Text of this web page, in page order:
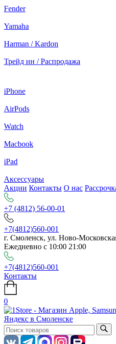
Fender
Yamaha
Harman / Kardon
Трейд ин / Распродажа
iPhone
AirPods
Watch
Macbook
iPad
Аксессуары
Акции Контакты О нас
+7 (4812) 56-00-01
+7(4812)560-001
г. Смоленск, ул. Ново-
Ежедневно с 10:00 21:00
+7(4812)560-001
Контакты
0